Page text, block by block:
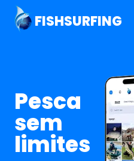
FISHSURFING
Pesca
sem
limites